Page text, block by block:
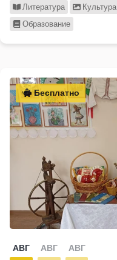
Литература Культура
Образование
Бесплатно
АВГ АВГ АВГ